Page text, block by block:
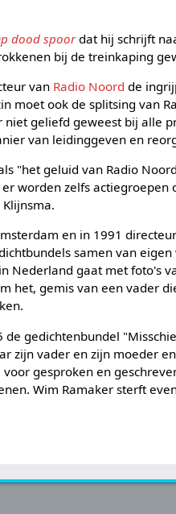
dood spoordat hij schrijft
bij de treinkaping
van Radio Noord de
moet ook de splitsing van
geliefd geweest bij alle
van leidinggeven en
"het geluid van Radio
worden zelfs
en in 1991
samen van
Nederland gaat met foto's
het, gemis van een vader
gedichtenbundel
zijn vader en zijn moeder
gesproken en
Wim Ramaker sterft